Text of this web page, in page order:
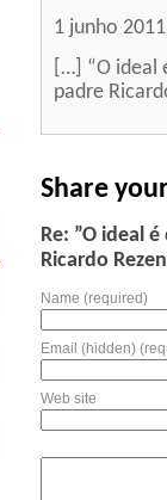
1 junho
[…] “O ideal
padre
Share
Re: ”O ideal
Ricardo
Name (required)
Email (hidden)
Web site